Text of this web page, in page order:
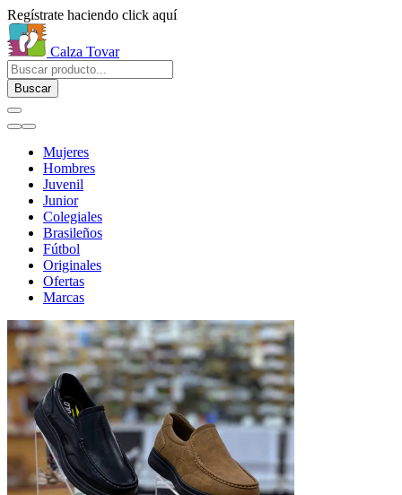
Regístrate haciendo click aquí
Calza Tovar
Buscar
Mujeres
Hombres
Juvenil
Junior
Colegiales
Brasileños
Fútbol
Originales
Ofertas
Marcas